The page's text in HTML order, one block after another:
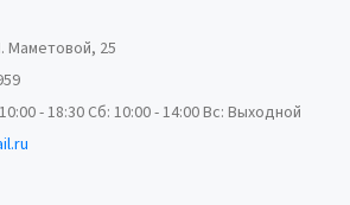
Маметовой, 25
- 18:30 Сб: 10:00 - 14:00 Вс: Выходной